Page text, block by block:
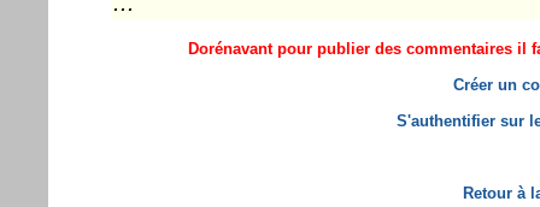
Dorénavant pour publier des commentaires il
Créer un
S'authentifier sur
Retour à